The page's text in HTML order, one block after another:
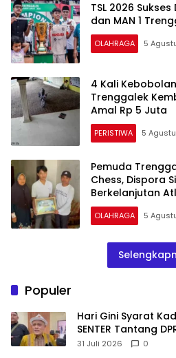
TSL 2026 Sukses
dan MAN 1
OLAHRAGA 5
4 Kali
Trenggalek
Amal Rp 5 Juta
PERISTIWA 5
Pemuda
Chess, Dispora
Berkelanjutan
OLAHRAGA 5
Populer
Hari Gini Syarat
SENTER Tantang
Gunakan Open
31 Juli 2026 0